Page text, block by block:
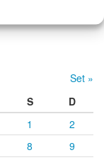
Set »
S
D
1
2
8
9